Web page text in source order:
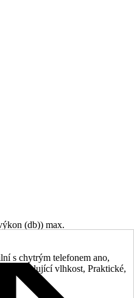
(db)) max.
s chytrým telefonem ano,
Regulující vlhkost, Praktické,